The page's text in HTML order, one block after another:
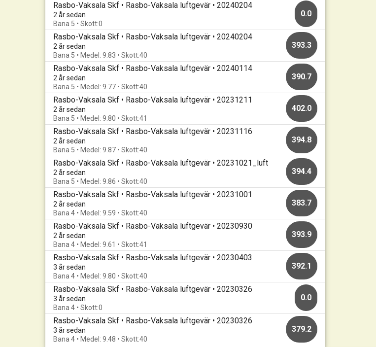
Rasbo-Vaksala Skf • Rasbo-Vaksala luftgevär • 20240204
2 år sedan
Bana 5 • Skott:0
0.0
Rasbo-Vaksala Skf • Rasbo-Vaksala luftgevär • 20240204
2 år sedan
Bana 5 • Medel: 9.83 • Skott:40
393.3
Rasbo-Vaksala Skf • Rasbo-Vaksala luftgevär • 20240114
2 år sedan
Bana 5 • Medel: 9.77 • Skott:40
390.7
Rasbo-Vaksala Skf • Rasbo-Vaksala luftgevär • 20231211
2 år sedan
Bana 5 • Medel: 9.80 • Skott:41
402.0
Rasbo-Vaksala Skf • Rasbo-Vaksala luftgevär • 20231116
2 år sedan
Bana 5 • Medel: 9.87 • Skott:40
394.8
Rasbo-Vaksala Skf • Rasbo-Vaksala luftgevär • 20231021_luft
2 år sedan
Bana 5 • Medel: 9.86 • Skott:40
394.4
Rasbo-Vaksala Skf • Rasbo-Vaksala luftgevär • 20231001
2 år sedan
Bana 4 • Medel: 9.59 • Skott:40
383.7
Rasbo-Vaksala Skf • Rasbo-Vaksala luftgevär • 20230930
2 år sedan
Bana 4 • Medel: 9.61 • Skott:41
393.9
Rasbo-Vaksala Skf • Rasbo-Vaksala luftgevär • 20230403
3 år sedan
Bana 4 • Medel: 9.80 • Skott:40
392.1
Rasbo-Vaksala Skf • Rasbo-Vaksala luftgevär • 20230326
3 år sedan
Bana 4 • Skott:0
0.0
Rasbo-Vaksala Skf • Rasbo-Vaksala luftgevär • 20230326
3 år sedan
Bana 4 • Medel: 9.48 • Skott:40
379.2